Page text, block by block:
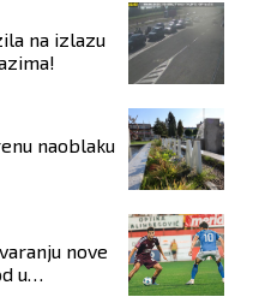
na izlazu
naoblaku
nove
u